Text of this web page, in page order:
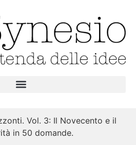
Vol. 3: Il Novecento e il
in 50 domande.